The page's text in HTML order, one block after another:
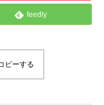
feedly
ピーする